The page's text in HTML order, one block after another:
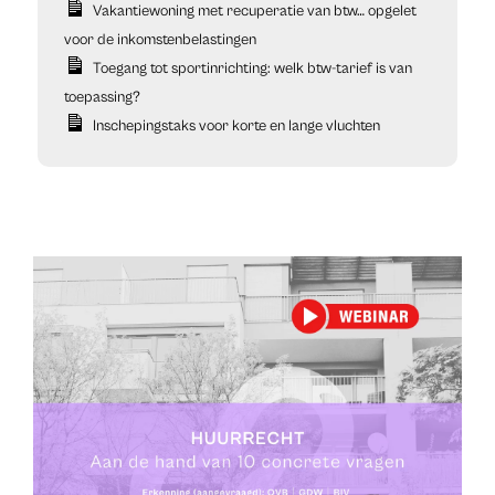
Vakantiewoning met recuperatie van btw… opgelet
voor de inkomstenbelastingen
Toegang tot sportinrichting: welk btw-tarief is van
toepassing?
Inschepingstaks voor korte en lange vluchten